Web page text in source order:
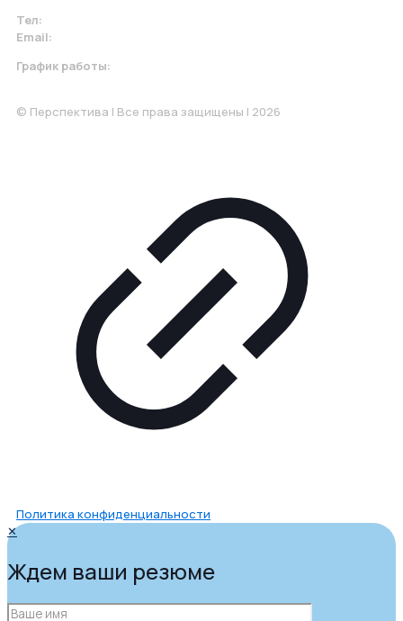
Тел:
Email:
График работы:
© Перспектива | Все права защищены | 2026
Политика конфиденциальности
✕
Ждем ваши резюме